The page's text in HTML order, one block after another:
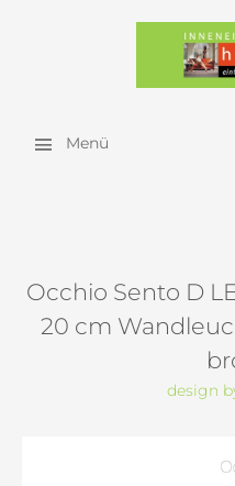
Menü
Occhio Sento D
20 cm
design